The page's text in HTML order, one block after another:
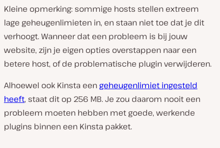
Kleine opmerking: sommige hosts stellen extreem
lage geheugenlimieten in, en staan niet toe dat je dit
verhoogt. Wanneer dat een probleem is bij jouw
website, zijn je eigen opties overstappen naar een
betere host, of de problematische plugin verwijderen.
Alhoewel ook Kinsta eengeheugenlimiet ingesteld
heeft, staat dit op 256 MB. Je zou daarom nooit een
probleem moeten hebben met goede, werkende
plugins binnen een Kinsta pakket.